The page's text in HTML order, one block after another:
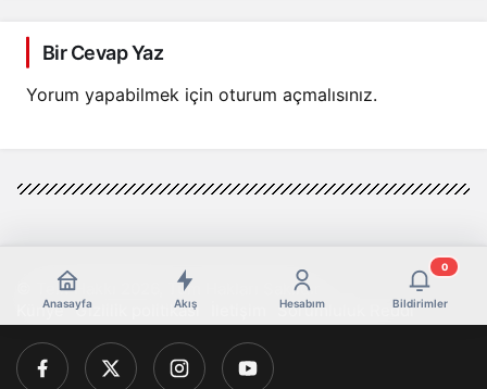
Bir Cevap Yaz
Yorum yapabilmek için oturum açmalısınız.
Anasayfa Akış Hesabım Bildirimler
0
© Telif Hakkı 2026, Tüm Hakları Saklıdır
Künye Gizlilik politikası Sorumluluk Reddi